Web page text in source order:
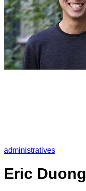
administratives
Eric Duong